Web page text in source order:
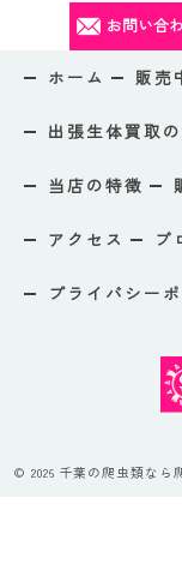
お問い合
ホーム 販売
出張生体買取
当店の特徴
アクセス ブ
プライバシー
© 2026 千葉の爬虫類なら